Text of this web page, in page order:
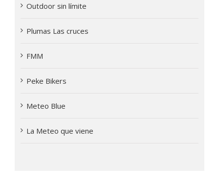
Outdoor sin límite
Plumas Las cruces
FMM
Peke Bikers
Meteo Blue
La Meteo que viene